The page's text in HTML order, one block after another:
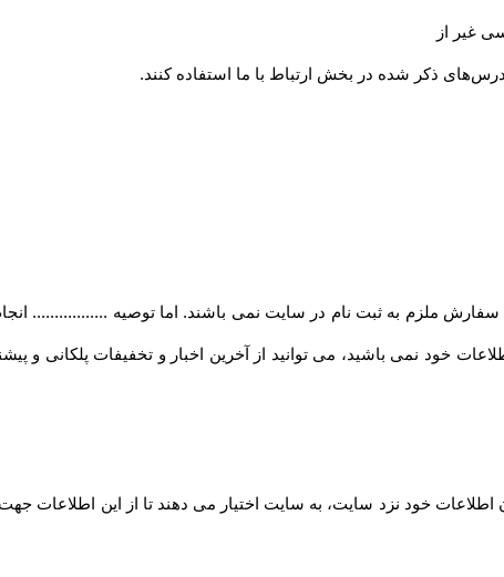
غیر از
آدرس‌‏های ذکر شده در بخش ارتباط با ما استفاده کنند.
ملزم به ثبت نام در سایت نمی باشند. اما توصیه .................
خود نمی باشید، می توانید از آخرین اخبار و تخفیفات پلکانی و
خود نزد سایت، به سایت اختیار می دهند تا از این اطلاعات جهت